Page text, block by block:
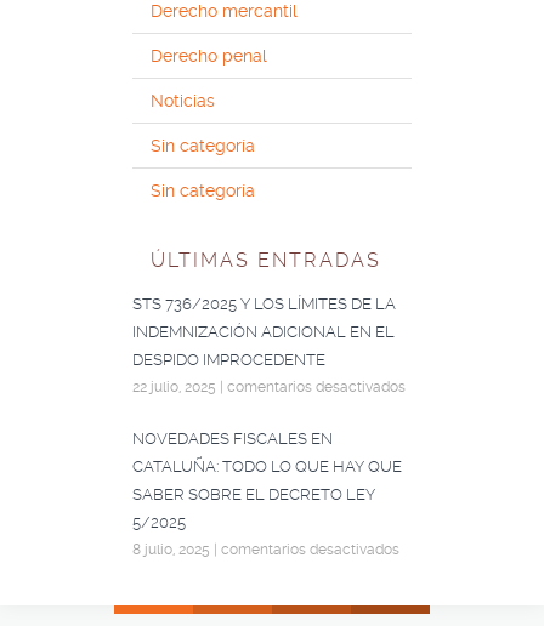
Derecho mercantil
Derecho penal
Noticias
Sin categoría
Sin categoría
ÚLTIMAS ENTRADAS
STS 736/2025 Y LOS LÍMITES DE LA
INDEMNIZACIÓN ADICIONAL EN EL
DESPIDO IMPROCEDENTE
22 julio, 2025 comentarios desactivados
NOVEDADES FISCALES EN
CATALUÑA: TODO LO QUE HAY QUE
SABER SOBRE EL DECRETO LEY
5/2025
8 julio, 2025 comentarios desactivados